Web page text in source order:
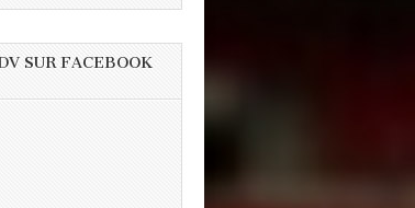
SUR FACEBOOK